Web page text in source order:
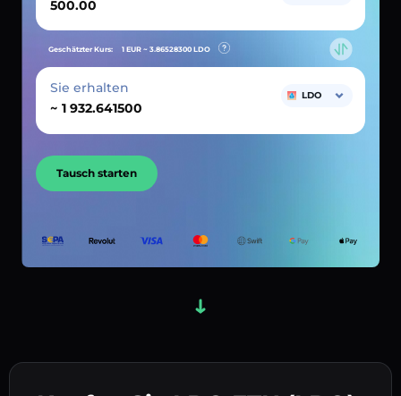
Geschätzter Kurs: 1 EUR ~ 3.86528300 LDO
Sie erhalten
~
LDO
Tausch starten